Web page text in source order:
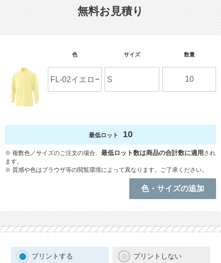
無料お見積り
最低ロット 10
※ 複数色／サイズのご注文の場合、 最低ロット数は商品の合計数に適用 され
ます。
※ 質感や色はブラウザ等の閲覧環境によって異なります。ご了承ください。
プリントする プリントしない